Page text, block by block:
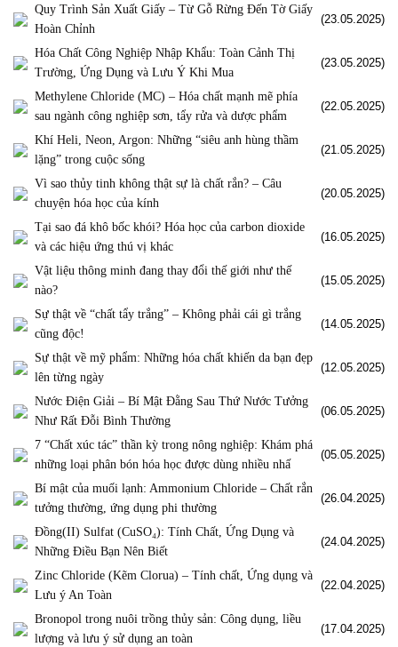
Quy Trình Sản Xuất Giấy – Từ Gỗ Rừng Đến Tờ Giấy
Hoàn Chỉnh
(23.05.2025)
Hóa Chất Công Nghiệp Nhập Khẩu: Toàn Cảnh Thị
Trường, Ứng Dụng và Lưu Ý Khi Mua
(23.05.2025)
Methylene Chloride (MC) – Hóa chất mạnh mẽ phía
sau ngành công nghiệp sơn, tẩy rửa và dược phẩm
(22.05.2025)
Khí Heli, Neon, Argon: Những “siêu anh hùng thầm
lặng” trong cuộc sống
(21.05.2025)
Vì sao thủy tinh không thật sự là chất rắn? – Câu
chuyện hóa học của kính
(20.05.2025)
Tại sao đá khô bốc khói? Hóa học của carbon dioxide
và các hiệu ứng thú vị khác
(16.05.2025)
Vật liệu thông minh đang thay đổi thế giới như thế
nào?
(15.05.2025)
Sự thật về “chất tẩy trắng” – Không phải cái gì trắng
cũng độc!
(14.05.2025)
Sự thật về mỹ phẩm: Những hóa chất khiến da bạn đẹp
lên từng ngày
(12.05.2025)
Nước Điện Giải – Bí Mật Đằng Sau Thứ Nước Tưởng
Như Rất Đỗi Bình Thường
(06.05.2025)
7 “Chất xúc tác” thần kỳ trong nông nghiệp: Khám phá
những loại phân bón hóa học được dùng nhiều nhấ
(05.05.2025)
Bí mật của muối lạnh: Ammonium Chloride – Chất rắn
tưởng thường, ứng dụng phi thường
(26.04.2025)
Đồng(II) Sulfat (CuSO₄): Tính Chất, Ứng Dụng và
Những Điều Bạn Nên Biết
(24.04.2025)
Zinc Chloride (Kẽm Clorua) – Tính chất, Ứng dụng và
Lưu ý An Toàn
(22.04.2025)
Bronopol trong nuôi trồng thủy sản: Công dụng, liều
lượng và lưu ý sử dụng an toàn
(17.04.2025)